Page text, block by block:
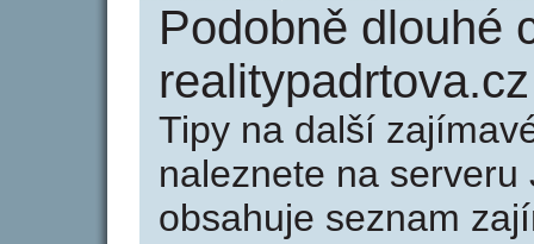
Podobně dlouhé
realitypadrtova.cz
Tipy na další
naleznete na serveru
obsahuje seznam